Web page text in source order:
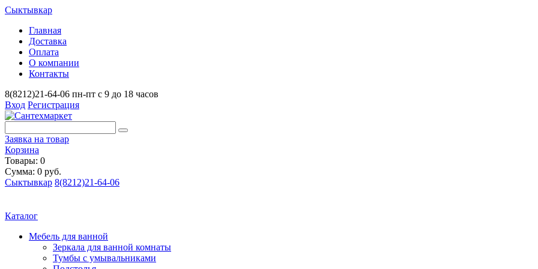
Сыктывкар
Главная
Доставка
Оплата
О компании
Контакты
8(8212)21-64-06 пн-пт с 9 до 18 часов
Вход Регистрация
Заявка на товар
Корзина
Товары: 0
Сумма: 0 руб.
Сыктывкар 8(8212)21-64-06
Каталог
Мебель для ванной
Зеркала для ванной комнаты
Тумбы с умывальниками